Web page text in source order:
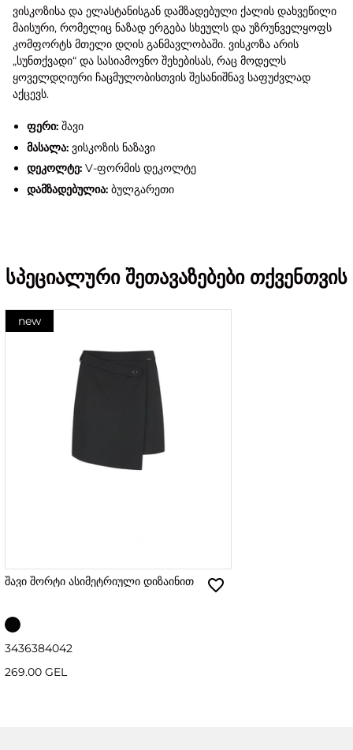
ვისკოზისა და ელასტანისგან დამზადებული ქალის დახვეწილი
მაისური, რომელიც ნაზად ერგება სხეულს და უზრუნველყოფს
კომფორტს მთელი დღის განმავლობაში. ვისკოზა არის
„სუნთქვადი“ და სასიამოვნო შეხებისას, რაც მოდელს
ყოველდღიური ჩაცმულობისთვის შესანიშნავ საფუძვლად
აქცევს.
ფერი:შავი
მასალა:ვისკოზის ნაზავი
დეკოლტე:V-ფორმის დეკოლტე
დამზადებულია:ბულგარეთი
სპეციალური შეთავაზებები თქვენთვის
new
შავი შორტი ასიმეტრიული დიზაინით
3436384042
269.00 GEL